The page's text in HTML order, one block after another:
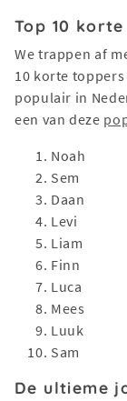
Top 10
We trappen af
10 korte
populair in
een van deze
Noah
Sem
Daan
Levi
Liam
Finn
Luca
Mees
Luuk
Sam
De ultieme